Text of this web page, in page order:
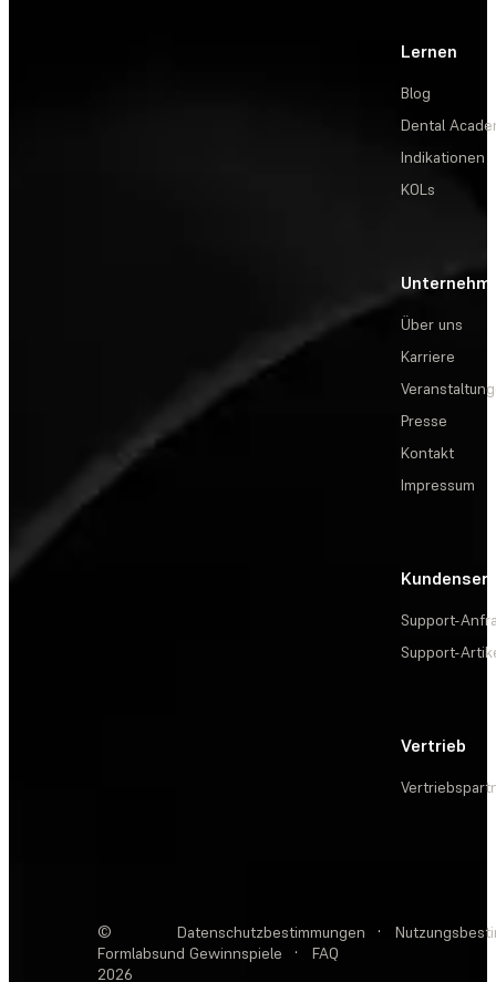
Lernen
Blog
Dental
Indikationen
KOLs
Über uns
Karriere
Presse
Kontakt
Impressum
Support-
Support-
Vertrieb
©
Formlabs
2026
Datenschutzbestimmungen ·
und Gewinnspiele
· FAQ